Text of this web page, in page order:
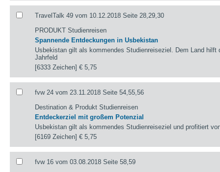
TravelTalk 49 vom 10.12.2018 Seite 28,29,30
PRODUKT Studienreisen
Spannende Entdeckungen in Usbekistan
Usbekistan gilt als kommendes Studienreiseziel. Dem Land
Jahrfeld
[6333 Zeichen]€ 5,75
fvw 24 vom 23.11.2018 Seite 54,55,56
Destination & Produkt Studienreisen
Entdeckerziel mit großem Potenzial
Usbekistan gilt als kommendes Studienreiseziel und profitiert
[6169 Zeichen]€ 5,75
fvw 16 vom 03.08.2018 Seite 58,59